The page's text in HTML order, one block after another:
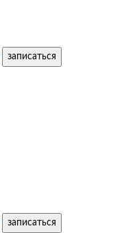
записаться
записаться